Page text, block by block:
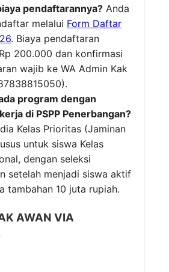
pendaftarannya? Anda
melalui Form Daftar
. Biaya pendaftaran
200.000 dan konfirmasi
wajib ke WA Admin Kak
program dengan
di PSPP Penerbangan?
Kelas Prioritas (Jaminan
untuk siswa Kelas
dengan seleksi
setelah menjadi siswa aktif
tambahan 10 juta rupiah.
AWAN VIA